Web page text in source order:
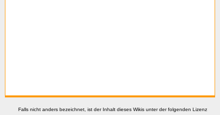
Falls nicht anders bezeichnet, ist der Inhalt dieses Wikis unter der folgenden Lizenz